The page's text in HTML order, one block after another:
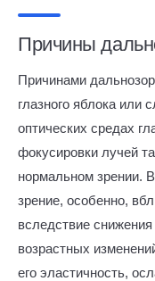
Причины
Причинами
глазного яблока или
оптических средах
фокусировки лучей
нормальном зрении.
зрение, особенно,
вследствие
возрастных
его эластичность,